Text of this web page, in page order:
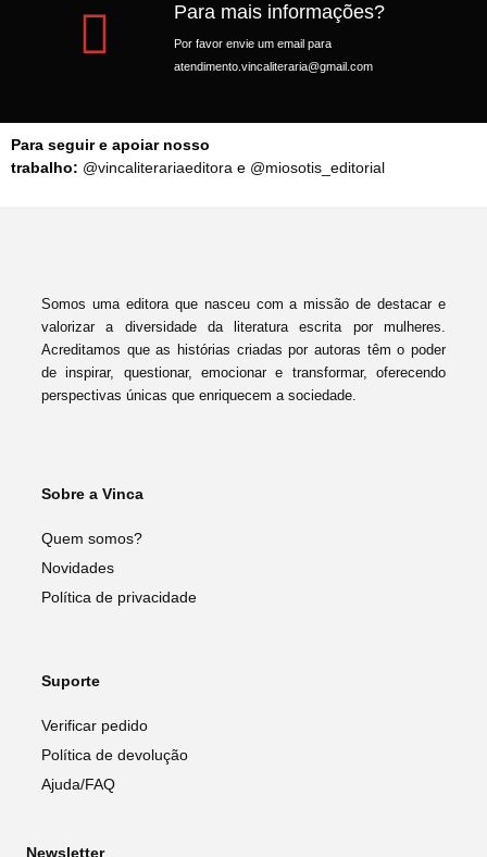
Para mais informações?
Por favor envie um email para
atendimento.vincaliteraria@gmail.com
Para seguir e apoiar nosso
trabalho: @vincaliterariaeditora e @miosotis_editorial
Somos uma editora que nasceu com a missão de destacar e
valorizar a diversidade da literatura escrita por mulheres.
Acreditamos que as histórias criadas por autoras têm o poder
de inspirar, questionar, emocionar e transformar, oferecendo
perspectivas únicas que enriquecem a sociedade.
Sobre a Vinca
Quem somos?
Novidades
Política de privacidade
Suporte
Verificar pedido
Política de devolução
Ajuda/FAQ
Newsletter